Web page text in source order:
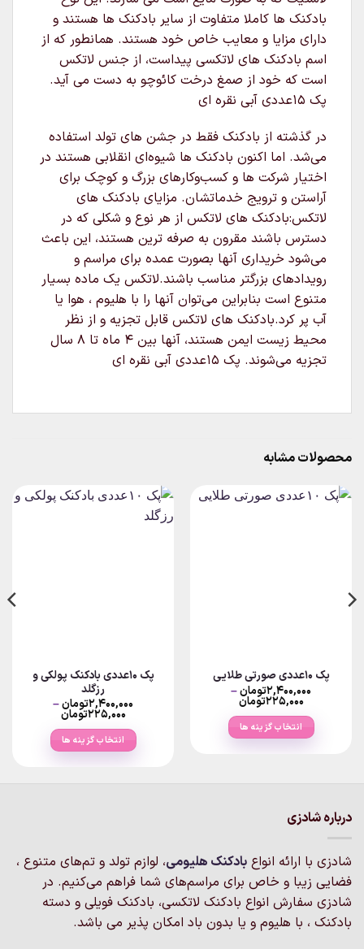
بادکنک ها کاملا متفاوت از سایر بادکنک ها هستند و
دارای مزایا و معایب خاص خود هستند. همانطور که از
اسم بادکنک های لاتکسی پیداست، از جنس لاتکس
است که خود از صمغ درخت کائوچو به دست می آید.
پک ۱۵عددی آبی نقره ای
در گذشته از بادکنک فقط در جشن های تولد استفاده
می‌شد. اما اکنون بادکنک ها شیوه‌ای انقلابی هستند در
اختیار شرکت ها و کسب‌وکارهای بزرگ و کوچک برای
آراستن و ترویج خدماتشان. مزایای بادکنک های
لاتکس:بادکنک های لاتکس از هر نوع و شکلی که در
دسترس باشند مقرون به صرفه ترین هستند، این باعث
می‌شود خریداری آنها بصورت عمده برای مراسم و
رویدادهای بزرگتر مناسب باشند.لاتکس یک ماده بسیار
متنوع است بنابراین می‌توان آنها را با هلیوم ، هوا یا
آب پر کرد.بادکنک های لاتکس قابل تجزیه و از نظر
محیط زیست ایمن هستند، آنها بین ۴ ماه تا ۸ سال
تجزیه می‌شوند. پک ۱۵عددی آبی نقره ای
محصولات مشابه
پک ۱۰عددی صورتی طلایی
۲,۴۰۰,۰۰۰تومان–
۲۲۵,۰۰۰تومانPrice
through
۲,۴۰۰,۰۰۰تومان
انتخاب گزینه ها
گزینه
ها
ممکن
است
در
پک ۱۰عددی بادکنک پولکی و
رزگلد
۲,۴۰۰,۰۰۰تومان–
۲۲۵,۰۰۰تومانPrice
through
۲,۴۰۰,۰۰۰تومان
انتخاب گزینه ها
باشد.
گزینه
ممکن
است
درباره شادزی
شادزی با ارائه انواع بادکنک‌ هلیومی، لوازم تولد و تم‌های متنوع ،
فضایی زیبا و خاص برای مراسم‌های شما فراهم می‌کنیم. در
شادزی سفارش انواع بادکنک لاتکسی، بادکنک فویلی و دسته
بادکنک ، با هلیوم و یا بدون باد امکان پذیر می باشد.